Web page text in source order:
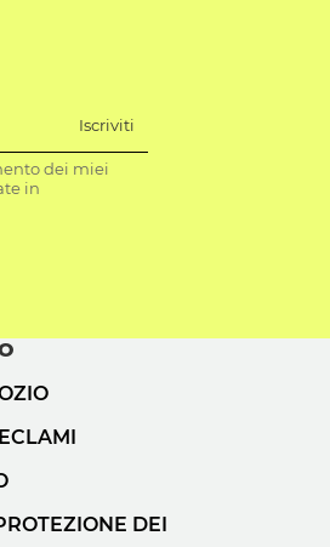
Iscriviti
dei miei
in
DEI